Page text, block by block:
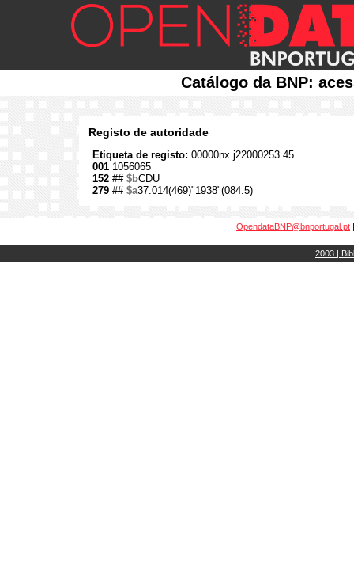
Catálogo da BNP:
Registo de autoridade
Etiqueta de registo: 00000nx j22000253 45
001 1056065
152 ## $bCDU
279 ## $a37.014(469)"1938"(084.5)
OpendataBNP@bnportugal.pt
2003 |